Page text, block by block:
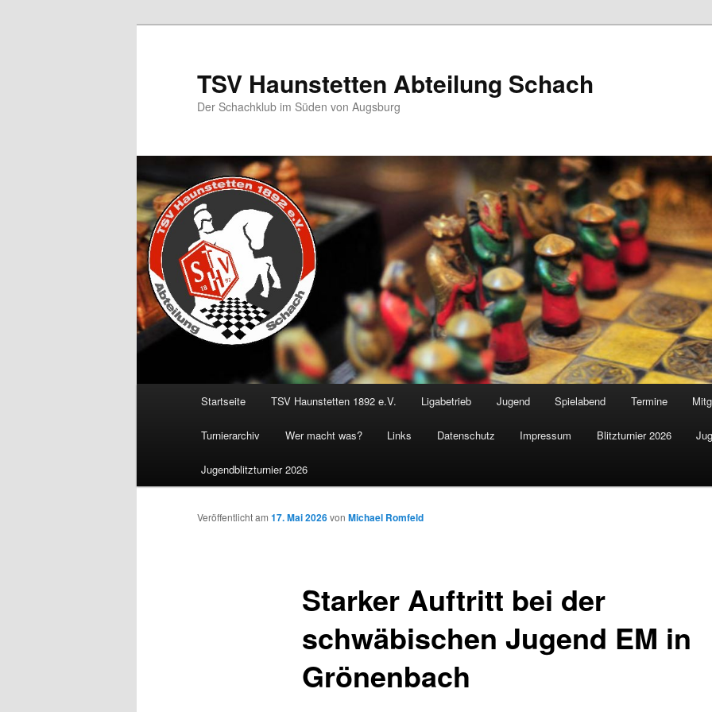
TSV Haunstetten Abteilung Schach
Der Schachklub im Süden von Augsburg
Zum
Inhalt
wechseln
Startseite TSV Haunstetten 1892 e.V. Ligabetrieb Jugend Spielabend Termine
Turnierarchiv Wer macht was? Links Datenschutz Impressum Blitzturnier 2026
Jugendblitzturnier 2026
Starker Auftritt bei der
schwäbischen Jugend EM in
Grönenbach
Veröffentlicht am 17. Mai 2026von Michael Romfeld